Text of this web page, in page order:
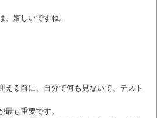
嬉しいですね。
る前に、自分で何も見ないで、テスト
最も重要です。